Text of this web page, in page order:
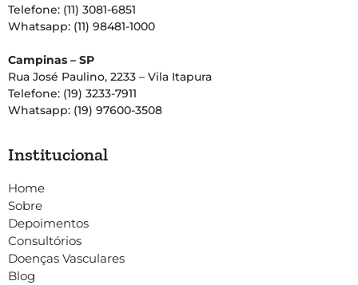
Telefone: (11) 3081-6851
Whatsapp: (11) 98481-1000
Campinas – SP
Rua José Paulino, 2233 – Vila Itapura
Telefone: (19) 3233-7911
Whatsapp: (19) 97600-3508
Institucional
Home
Sobre
Depoimentos
Consultórios
Doenças Vasculares
Blog